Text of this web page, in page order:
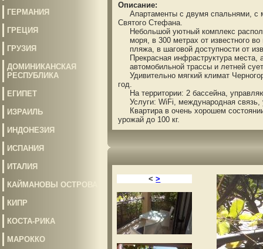
ГЕРМАНИЯ
ГРЕЦИЯ
ГРУЗИЯ
ДОМИНИКАНСКАЯ
РЕСПУБЛИКА
ЕГИПЕТ
ИЗРАИЛЬ
ИНДОНЕЗИЯ
ИСПАНИЯ
ИТАЛИЯ
КАЙМАНОВЫ ОСТРОВА
КИПР
КОСТА-РИКА
МАРОККО
Описание:
Апартаменты с двумя спальнями, с
Святого Стефана.
Небольшой уютный комплекс
моря, в 300 метрах от известного во
пляжа, в шаговой доступности от
Прекрасная инфраструктура места,
автомобильной трассы и летней
Удивительно мягкий климат
год.
На территории: 2 бассейна,
Услуги: WiFi, международная связь,
Квартира в очень хорошем
урожай до 100 кг.
< >